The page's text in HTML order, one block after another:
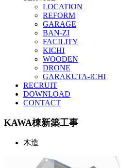
LOCATION
REFORM
GARAGE
BAN-ZI
FACILITY
KICHI
WOODEN
DRONE
GARAKUTA-ICHI
RECRUIT
DOWNLOAD
CONTACT
KAWA棟新築工事
木造